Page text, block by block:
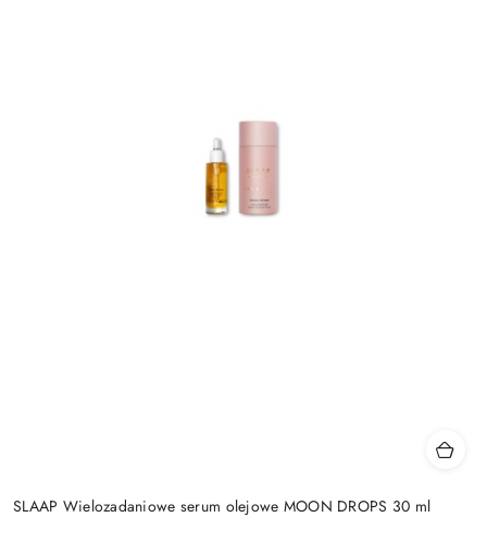
SLAAP Wielozadaniowe serum olejowe MOON DROPS 30 ml